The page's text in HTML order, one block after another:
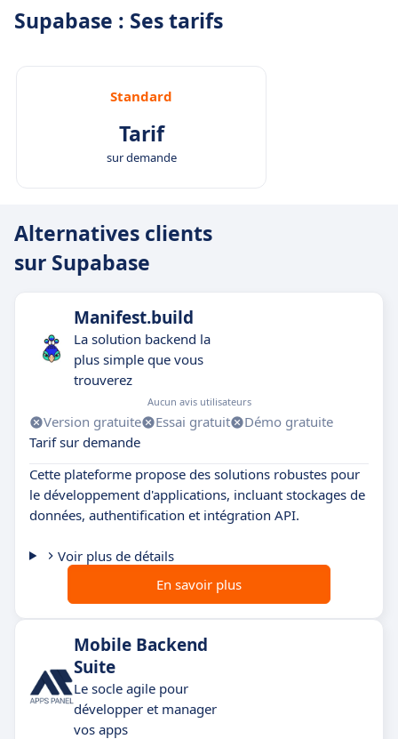
Supabase : Ses tarifs
Standard
Tarif
sur demande
Alternatives clients
sur Supabase
Manifest.build
La solution backend la
plus simple que vous
trouverez
Aucun avis utilisateurs
Version gratuite Essai gratuit
Démo gratuite
Tarif sur demande
Cette plateforme propose des solutions robustes pour
le développement d'applications, incluant stockages de
données, authentification et intégration API.
Voir plus de détails
En savoir plus
Mobile Backend
Suite
Le socle agile pour
développer et manager
vos apps